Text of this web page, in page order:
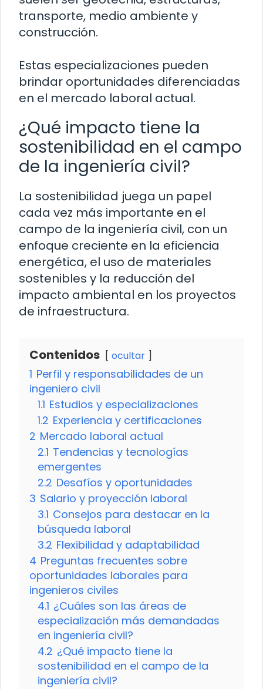
transporte, medio ambiente y
construcción.
Estas especializaciones pueden
brindar oportunidades diferenciadas
en el mercado laboral actual.
¿Qué impacto tiene la
sostenibilidad en el campo
de la ingeniería civil?
La sostenibilidad juega un papel
cada vez más importante en el
campo de la ingeniería civil, con un
enfoque creciente en la eficiencia
energética, el uso de materiales
sostenibles y la reducción del
impacto ambiental en los proyectos
de infraestructura.
Contenidos ocultar
1 Perfil y responsabilidades de un
ingeniero civil
1.1 Estudios y especializaciones
1.2 Experiencia y certificaciones
2 Mercado laboral actual
2.1 Tendencias y tecnologías
emergentes
2.2 Desafíos y oportunidades
3 Salario y proyección laboral
3.1 Consejos para destacar en la
búsqueda laboral
3.2 Flexibilidad y adaptabilidad
4 Preguntas frecuentes sobre
oportunidades laborales para
ingenieros civiles
4.1 ¿Cuáles son las áreas de
especialización más demandadas
en ingeniería civil?
4.2 ¿Qué impacto tiene la
sostenibilidad en el campo de la
ingeniería civil?